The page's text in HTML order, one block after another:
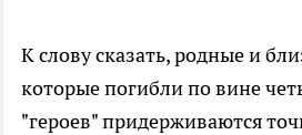
К слову сказать, родные и
которые погибли по вине
"героев" придерживаются